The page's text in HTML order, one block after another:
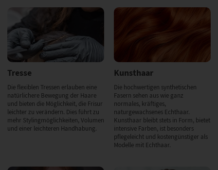
Tresse
Die flexiblen Tressen erlauben eine
natürlichere Bewegung der Haare
und bieten die Möglichkeit, die Frisur
leichter zu verändern. Dies führt zu
mehr Stylingmöglichkeiten, Volumen
und einer leichteren Handhabung.
Kunsthaar
Die hochwertigen synthetischen
Fasern sehen aus wie ganz
normales, kräftiges,
naturgewachsenes Echthaar.
Kunsthaar bleibt stets in Form, bietet
intensive Farben, ist besonders
pflegeleicht und kostengünstiger als
Modelle mit Echthaar.